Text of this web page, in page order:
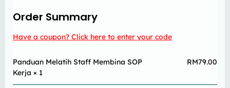
Order Summary
Have a coupon? Click here to enter your code
Panduan Melatih Staff Membina SOP
Kerja × 1
RM79.00